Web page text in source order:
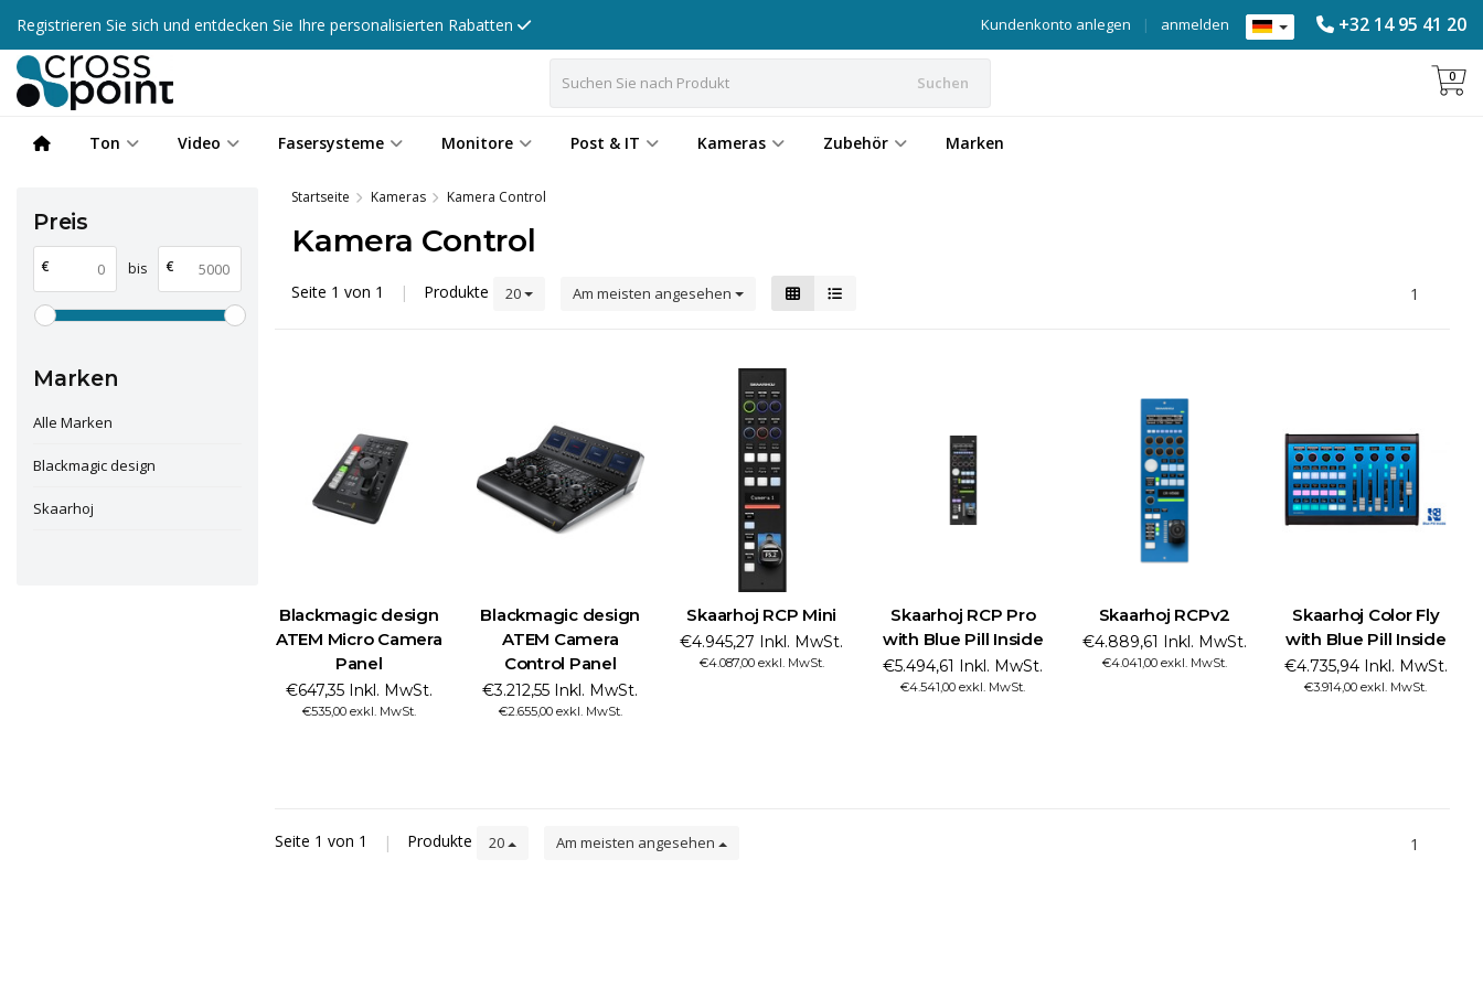
Registrieren Sie sich und entdecken Sie Ihre personalisierten Rabatten +32 14 95 41 20
anmelden
|
Kundenkonto anlegen
Suchen 0
Ton Video Fasersysteme Monitore Post & IT Kameras Zubehör Marken
Preis
€ bis €
Marken
Alle Marken
Blackmagic design
Skaarhoj
Startseite Kameras Kamera Control
Kamera Control
Seite 1 von 1 | Produkte 20 Am meisten angesehen 1
Blackmagic design
ATEM Micro Camera
Panel
€647,35 Inkl. MwSt.
€535,00 exkl. MwSt.
Blackmagic design
ATEM Camera
Control Panel
€3.212,55 Inkl. MwSt.
€2.655,00 exkl. MwSt.
Skaarhoj RCP Mini
€4.945,27 Inkl. MwSt.
€4.087,00 exkl. MwSt.
Skaarhoj RCP Pro
with Blue Pill Inside
€5.494,61 Inkl. MwSt.
€4.541,00 exkl. MwSt.
Skaarhoj RCPv2
€4.889,61 Inkl. MwSt.
€4.041,00 exkl. MwSt.
Skaarhoj Color Fly
with Blue Pill Inside
€4.735,94 Inkl. MwSt.
€3.914,00 exkl. MwSt.
Seite 1 von 1 | Produkte 20 Am meisten angesehen 1